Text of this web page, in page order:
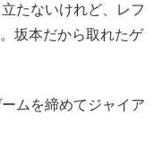
たないけれど、レフ
坂本だから取れたゲ
ムを締めてジャイア